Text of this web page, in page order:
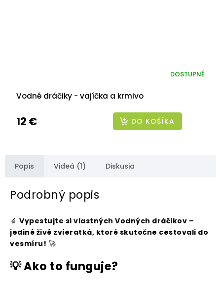
Vodné dráčiky - vajíčka a krmivo
DOSTUPNÉ
12 € DO KOŠÍKA
Popis Videá (1) Diskusia
Podrobný popis
🔬 Vypestujte si vlastných Vodných dráčikov –
jediné živé zvieratká, ktoré skutočne cestovali do
vesmíru! 🚀
💡 Ako to funguje?